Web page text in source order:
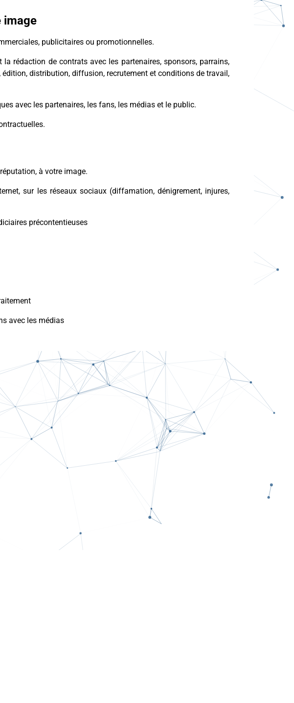
image
publicitaires ou promotionnelles.
rédaction de contrats avec les partenaires, sponsors, parrains,
distribution, diffusion, recrutement et conditions de travail,
avec les partenaires, les fans, les médias et le public.
à votre image.
sur les réseaux sociaux (diffamation, dénigrement, injures,
précontentieuses
avec les médias